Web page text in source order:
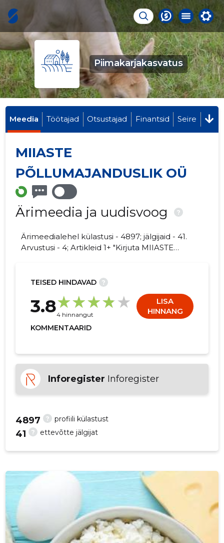
Piimakarjakasvatus
Meedia Töötajad Otsustajad Finantsid Seire
MIIASTE
PÕLLUMAJANDUSLIK OÜ
Ärimeedia ja uudisvoog ?
Ärimeedialehel külastusi - 4897; jälgijaid - 41.
Arvustusi - 4; Artikleid 1+ "Kirjuta MIIASTE
TEISED HINDAVAD ?
3.84 hinnangut
LISA
HINNANG
KOMMENTAARID
Inforegister Inforegister
? profiili külastust
4897
? ettevõtte jälgijat
41